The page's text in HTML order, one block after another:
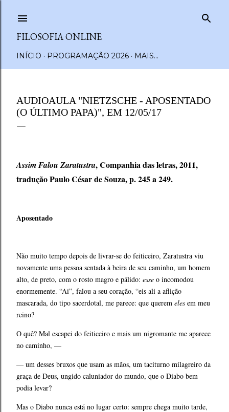
FILOSOFIA ONLINE
INÍCIO PROGRAMAÇÃO 2026 MAIS…
AUDIOAULA "NIETZSCHE - APOSENTADO
(O ÚLTIMO PAPA)", EM 12/05/17
Assim Falou Zaratustra, Companhia das letras, 2011,
tradução Paulo César de Souza, p. 245 a 249.
Aposentado
Não muito tempo depois de livrar-se do feiticeiro, Zaratustra viu
novamente uma pessoa sentada à beira de seu caminho, um homem
alto, de preto, com o rosto magro e pálido: esse o incomodou
enormemente. “Ai”, falou a seu coração, “eis ali a aflição
mascarada, do tipo sacerdotal, me parece: que querem eles em meu
reino?
O quê? Mal escapei do feiticeiro e mais um nigromante me aparece
no caminho, —
— um desses bruxos que usam as mãos, um taciturno milagreiro da
graça de Deus, ungido caluniador do mundo, que o Diabo bem
podia levar?
Mas o Diabo nunca está no lugar certo: sempre chega muito tarde,